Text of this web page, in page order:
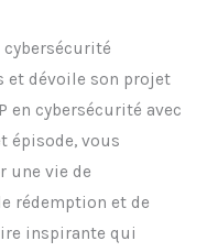
cybersécurité
et dévoile son projet
en cybersécurité avec
épisode, vous
une vie de
rédemption et de
inspirante qui